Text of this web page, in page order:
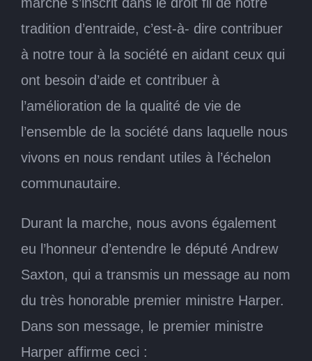
tradition d’entraide, c’est-à- dire contribuer
à notre tour à la société en aidant ceux qui
ont besoin d’aide et contribuer à
l’amélioration de la qualité de vie de
l’ensemble de la société dans laquelle nous
vivons en nous rendant utiles à l’échelon
communautaire.
Durant la marche, nous avons également
eu l’honneur d’entendre le député Andrew
Saxton, qui a transmis un message au nom
du très honorable premier ministre Harper.
Dans son message, le premier ministre
Harper affirme ceci :